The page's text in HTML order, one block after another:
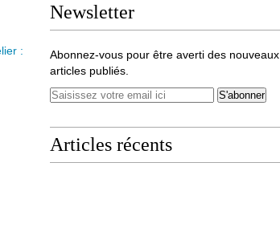
Newsletter
Abonnez-vous pour être averti des nouveaux
articles publiés.
Articles récents